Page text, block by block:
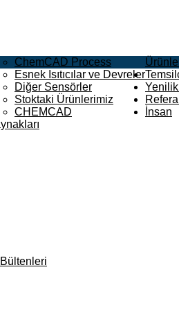
ChemCAD Process
Esnek Isıtıcılar ve Devreler
Diğer Sensörler
Stoktaki Ürünlerimiz
CHEMCAD
İnsan